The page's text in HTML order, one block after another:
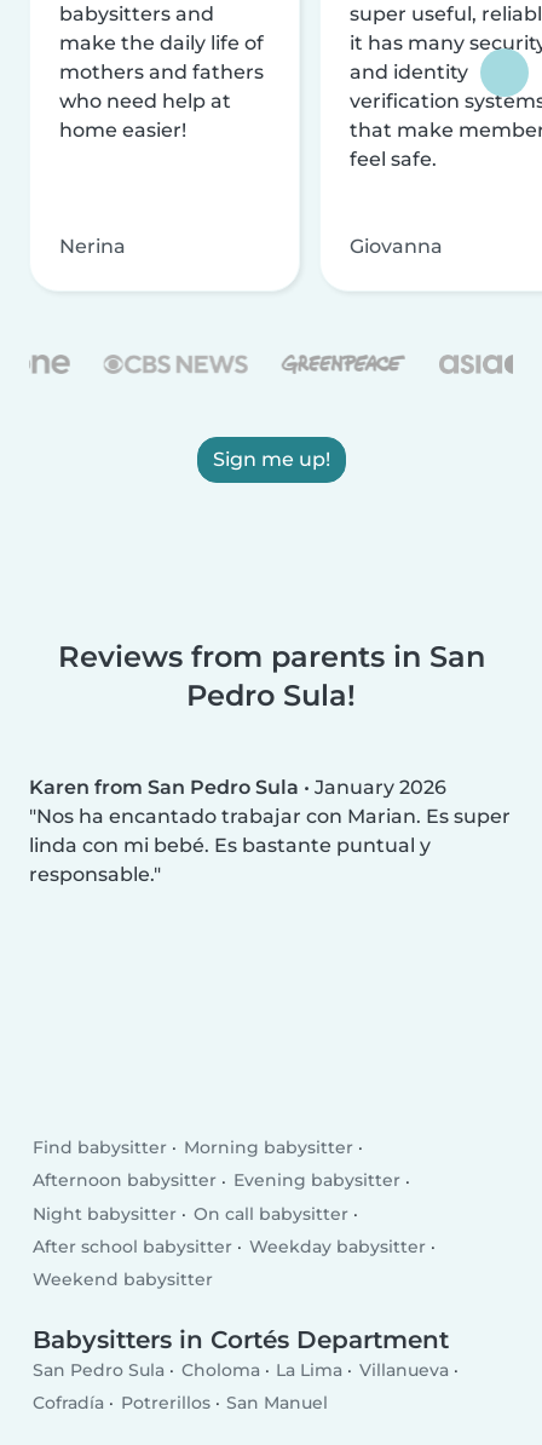
babysitters and
make the daily life of
mothers and fathers
who need help at
home easier!
Nerina
super useful,
it has many
and identity
verification
that make
feel safe.
Giovanna
Sign me up!
Reviews from parents in San
Pedro Sula!
Karen from San Pedro Sula • January 2026
Nos ha encantado trabajar con Marian. Es super
linda con mi bebé. Es bastante puntual y
responsable.
Find babysitter
Morning babysitter
Afternoon babysitter
Evening babysitter
Night babysitter
On call babysitter
After school babysitter
Weekday babysitter
Weekend babysitter
Babysitters in Cortés Department
San Pedro Sula Choloma La Lima
Villanueva
Cofradía
Potrerillos San Manuel